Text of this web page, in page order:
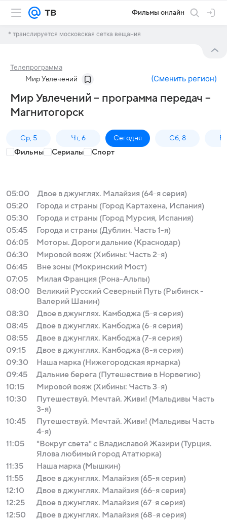
Фильмы онлайн
* транслируется московская сетка вещания
Телепрограмма
Мир Увлечений (Сменить регион)
Мир Увлечений – программа передач –
Магнитогорск
Ср, 5 Чт, 6 Сегодня Сб, 8
Фильмы Сериалы Спорт
05:00
Двое в джунглях. Малайзия (64-я серия)
05:20
Города и страны (Город Картахена, Испания)
05:30
Города и страны (Город Мурсия, Испания)
05:45
Города и страны (Дублин. Часть 1-я)
06:05
Моторы. Дороги дальние (Краснодар)
06:30
Мировой вояж (Хибины: Часть 2-я)
06:45
Вне зоны (Мокринский Мост)
07:05
Милая Франция (Рона-Альпы)
08:00
Великий Русский Северный Путь (Рыбинск -
Валерий Шанин)
08:30
Двое в джунглях. Камбоджа (5-я серия)
08:45
Двое в джунглях. Камбоджа (6-я серия)
08:55
Двое в джунглях. Камбоджа (7-я серия)
09:15
Двое в джунглях. Камбоджа (8-я серия)
09:30
Наша марка (Нижегородская ярмарка)
09:45
Дальние берега (Путешествие в Норвегию)
10:15
Мировой вояж (Хибины: Часть 3-я)
10:30
Путешествуй. Мечтай. Живи! (Мальдивы Часть
3-я)
10:45
Путешествуй. Мечтай. Живи! (Мальдивы Часть
4-я)
11:05
"Вокруг света" с Владиславой Жазири (Турция.
Ялова любимый город Ататюрка)
11:35
Наша марка (Мышкин)
11:55
Двое в джунглях. Малайзия (65-я серия)
12:10
Двое в джунглях. Малайзия (66-я серия)
12:25
Двое в джунглях. Малайзия (67-я серия)
12:50
Двое в джунглях. Малайзия (68-я серия)